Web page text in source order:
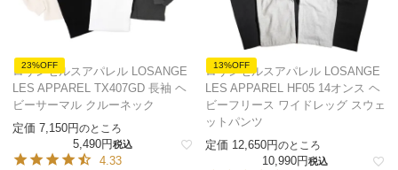
23%OFF
ロサンゼルスアパレル LOSANGE
LES APPAREL TX407GD 長袖 ヘ
ビーサーマル クルーネック
定価 7,150 のところ
5,490 税込
4.33
13%OFF
ロサンゼルスアパレル LOSANGE
LES APPAREL HF05 14オンス ヘ
ビーフリース ワイドレッグ スウェ
ットパンツ
定価 12,650 のところ
10,990 税込